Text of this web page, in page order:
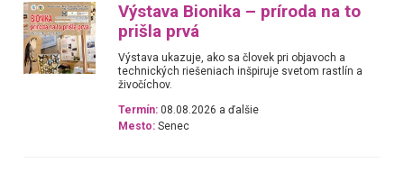
Výstava Bionika – príroda na to
prišla prvá
Výstava ukazuje, ako sa človek pri objavoch a
technických riešeniach inšpiruje svetom rastlín a
živočíchov.
Termín: 08.08.2026 a ďalšie
Mesto: Senec